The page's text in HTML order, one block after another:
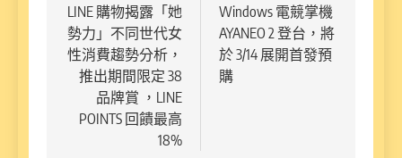
章
導
覽
LINE 購物揭露「她
勢力」不同世代女
性消費趨勢分析，
推出期間限定 38
品牌賞 ，LINE
POINTS 回饋最高
18%
Windows 電競掌機
AYANEO 2 登台，將
於 3/14 展開首發預
購